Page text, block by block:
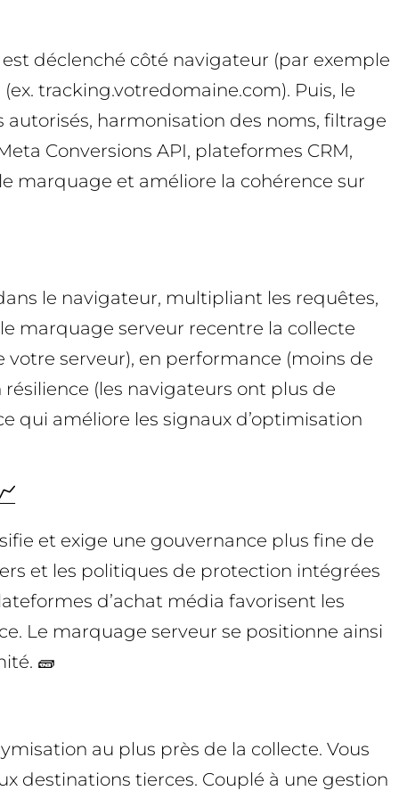
déclenché côté navigateur (par exemple
tracking.votredomaine.com). Puis, le
harmonisation des noms, filtrage
Conversions API, plateformes CRM,
marquage et améliore la cohérence sur
le navigateur, multipliant les requêtes,
marquage serveur recentre la collecte
serveur), en performance (moins de
(les navigateurs ont plus de
qui améliore les signaux d’optimisation
et exige une gouvernance plus fine de
et les politiques de protection intégrées
d’achat média favorisent les
Le marquage serveur se positionne ainsi
🧱
au plus près de la collecte. Vous
destinations tierces. Couplé à une gestion